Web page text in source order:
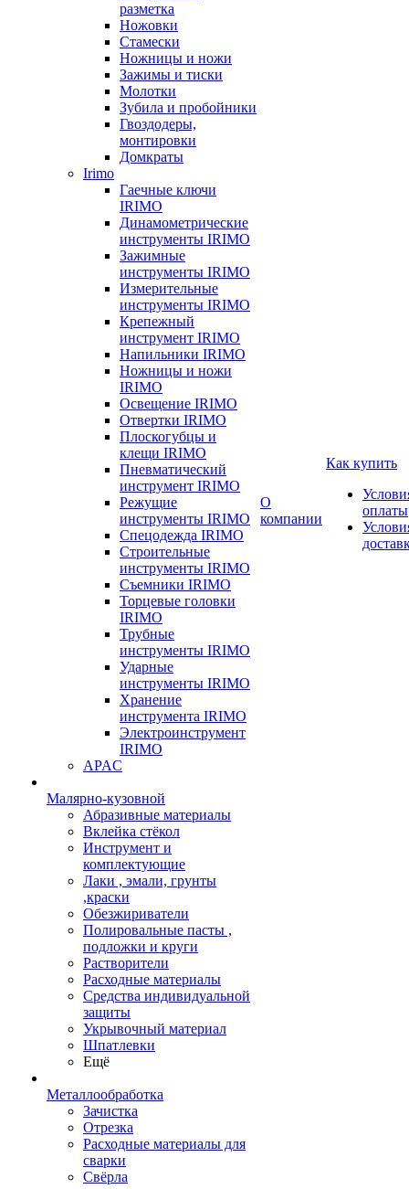
разметка
Ножовки
Стамески
Ножницы и ножи
Зажимы и тиски
Молотки
Зубила и пробойники
Гвоздодеры,
монтировки
Домкраты
Irimo
Гаечные ключи
IRIMO
Динамометрические
инструменты IRIMO
Зажимные
инструменты IRIMO
Измерительные
инструменты IRIMO
Крепежный
инструмент IRIMO
Напильники IRIMO
Ножницы и ножи
IRIMO
Освещение IRIMO
Отвертки IRIMO
Плоскогубцы и
клещи IRIMO
Пневматический
инструмент IRIMO
Режущие
инструменты IRIMO
Спецодежда IRIMO
Строительные
инструменты IRIMO
Съемники IRIMO
Торцевые головки
IRIMO
Трубные
инструменты IRIMO
Ударные
инструменты IRIMO
Хранение
инструмента IRIMO
Электроинструмент
IRIMO
APAC
Малярно-кузовной
Абразивные материалы
Вклейка стёкол
Инструмент и
комплектующие
Лаки , эмали, грунты
,краски
Обезжириватели
Полировальные пасты ,
подложки и круги
Растворители
Расходные материалы
Средства индивидуальной
защиты
Укрывочный материал
Шпатлевки
Ещё
Металлообработка
Зачистка
Отрезка
Расходные материалы для
сварки
Свёрла
О
компании
Как купить
оплаты